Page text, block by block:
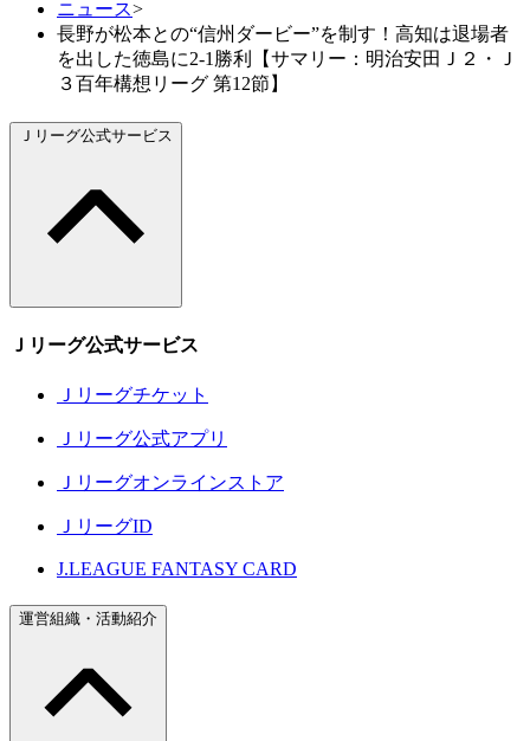
ニュース>
長野が松本との“信州ダービー”を制す！高知は退場者
を出した徳島に2-1勝利【サマリー：明治安田Ｊ２・Ｊ
３百年構想リーグ 第12節】
Ｊリーグ公式サービス
Ｊリーグ公式サービス
Ｊリーグチケット
Ｊリーグ公式アプリ
Ｊリーグオンラインストア
ＪリーグID
J.LEAGUE FANTASY CARD
運営組織・活動紹介